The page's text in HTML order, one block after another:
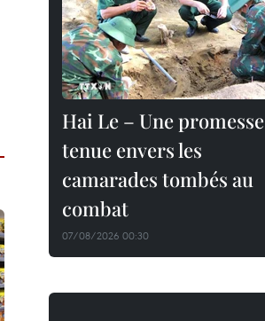
Hai Le – Une promesse
tenue envers les
camarades tombés au
combat
07/08/2026 00:30